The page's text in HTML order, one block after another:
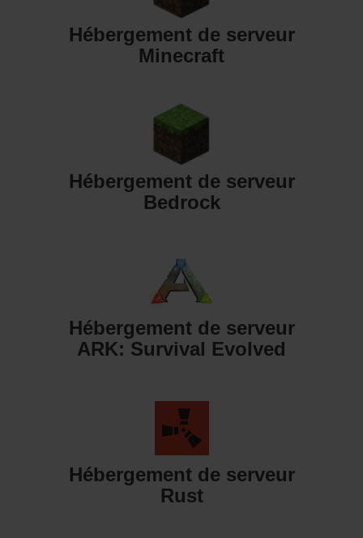
Hébergement de serveur
Minecraft
Hébergement de serveur
Bedrock
Hébergement de serveur
ARK: Survival Evolved
Hébergement de serveur
Rust